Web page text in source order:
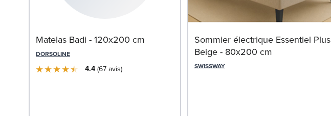
Matelas Badi - 120x200 cm
DORSOLINE
4.4 67avis
Sommier électrique Essentiel Plus
Beige - 80x200 cm
SWISSWAY